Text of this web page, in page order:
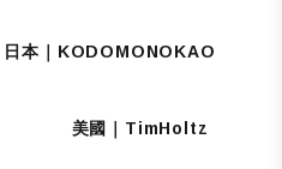
日本｜KODOMONOKAO
美國｜TimHoltz